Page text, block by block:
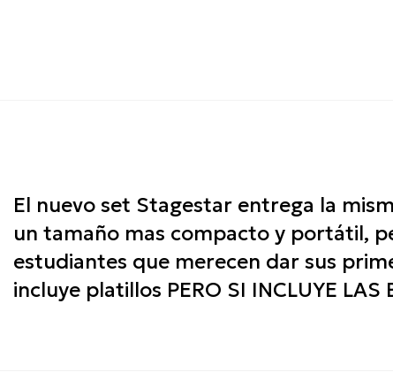
El nuevo set Stagestar entrega la
un tamaño mas compacto y portátil,
estudiantes que merecen dar sus
incluye platillos PERO SI INCLUYE LAS